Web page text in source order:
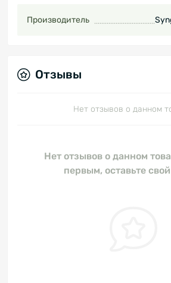
Производитель
Отзывы
Нет отзывов о данном
Нет отзывов о данном
первым, оставьте